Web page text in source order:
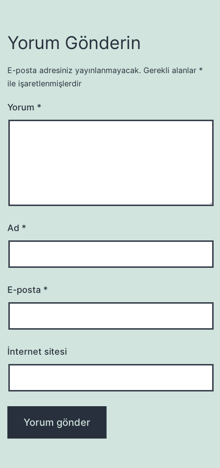
Yorum Gönderin
E-posta adresiniz yayınlanmayacak. Gerekli alanlar *
ile işaretlenmişlerdir
Yorum *
Ad *
E-posta *
İnternet sitesi